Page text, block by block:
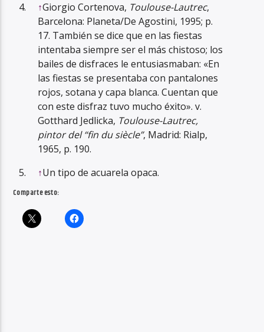
↑Giorgio Cortenova, Toulouse-Lautrec,
Barcelona: Planeta/De Agostini, 1995; p.
17. También se dice que en las fiestas
intentaba siempre ser el más chistoso; los
bailes de disfraces le entusiasmaban: «En
las fiestas se presentaba con pantalones
rojos, sotana y capa blanca. Cuentan que
con este disfraz tuvo mucho éxito». v.
Gotthard Jedlicka, Toulouse-Lautrec,
pintor del “fin du siècle”, Madrid: Rialp,
1965, p. 190.
↑Un tipo de acuarela opaca.
Comparte esto: